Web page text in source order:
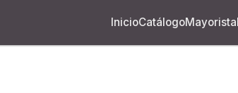
InicioCatálogoMayorista